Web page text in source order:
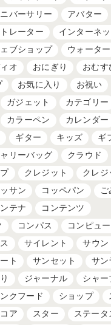
バーサリー アバター
レーター
インターネ
ブショップ
ウォーター
オ おにぎり
おむす
お気に入り お祝い
ガジェット カテゴリー
カラーペン
カレンダー
ギター キッズ
ギ
リーバッグ クラウド
クレジット
クレジ
サン コッペパン ご
テナ
コンテンツ
コンパス
コンピュ
サイレント
サウン
ト サンセット
サン
ジャーナル
シャー
クフード ショップ
ア スター ステータ